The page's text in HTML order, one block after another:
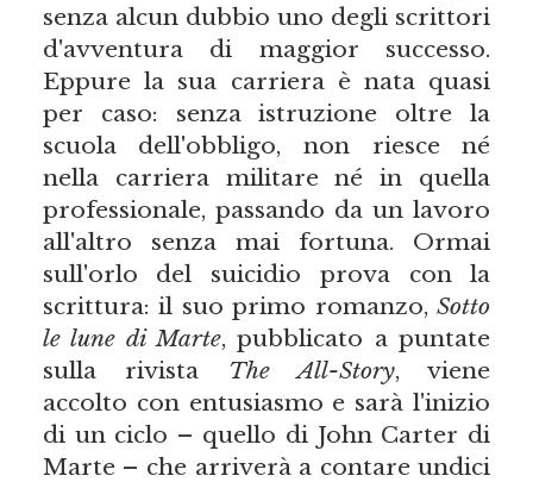
senza alcun dubbio uno degli scrittori
d'avventura di maggior successo.
Eppure la sua carriera è nata quasi
per caso: senza istruzione oltre la
scuola dell'obbligo, non riesce né
nella carriera militare né in quella
professionale, passando da un lavoro
all'altro senza mai fortuna. Ormai
sull'orlo del suicidio prova con la
scrittura: il suo primo romanzo,Sotto
le lune di Marte, pubblicato a puntate
sulla rivista The All-Story, viene
accolto con entusiasmo e sarà l'inizio
di un ciclo – quello di John Carter di
Marte – che arriverà a contare undici